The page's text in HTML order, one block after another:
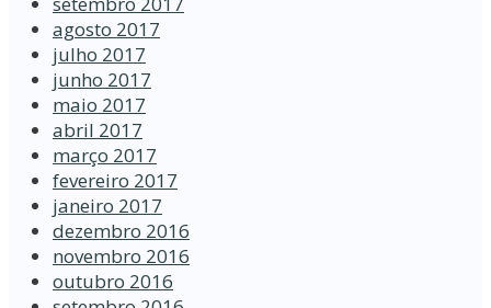
agosto 2017
julho 2017
junho 2017
maio 2017
abril 2017
março 2017
fevereiro 2017
janeiro 2017
dezembro 2016
novembro 2016
outubro 2016